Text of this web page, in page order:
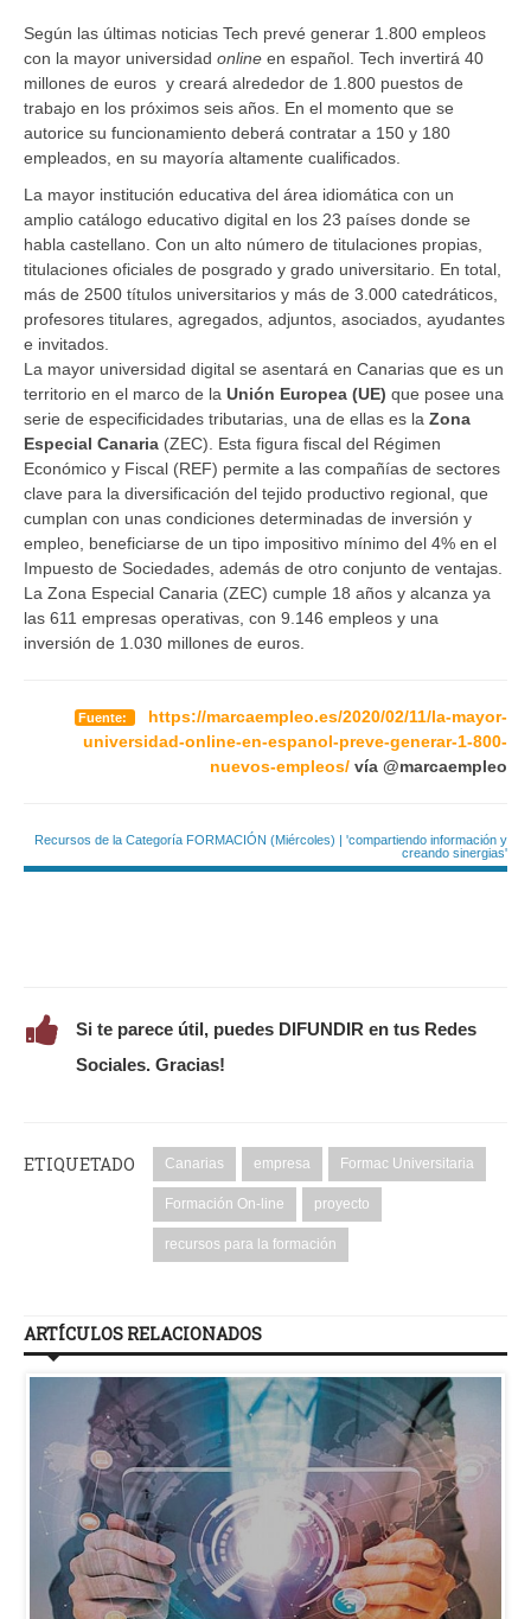
Según las últimas noticias Tech prevé generar 1.800 empleos
con la mayor universidad online en español. Tech invertirá 40
millones de euros y creará alrededor de 1.800 puestos de
trabajo en los próximos seis años. En el momento que se
autorice su funcionamiento deberá contratar a 150 y 180
empleados, en su mayoría altamente cualificados.
La mayor institución educativa del área idiomática con un
amplio catálogo educativo digital en los 23 países donde se
habla castellano. Con un alto número de titulaciones propias,
titulaciones oficiales de posgrado y grado universitario. En total,
más de 2500 títulos universitarios y más de 3.000 catedráticos,
profesores titulares, agregados, adjuntos, asociados, ayudantes
e invitados.
La mayor universidad digital se asentará en Canarias que es un
territorio en el marco de la Unión Europea (UE) que posee una
serie de especificidades tributarias, una de ellas es la Zona
Especial Canaria (ZEC). Esta figura fiscal del Régimen
Económico y Fiscal (REF) permite a las compañías de sectores
clave para la diversificación del tejido productivo regional, que
cumplan con unas condiciones determinadas de inversión y
empleo, beneficiarse de un tipo impositivo mínimo del 4% en el
Impuesto de Sociedades, además de otro conjunto de ventajas.
La Zona Especial Canaria (ZEC) cumple 18 años y alcanza ya
las 611 empresas operativas, con 9.146 empleos y una
inversión de 1.030 millones de euros.
Fuente:
https://marcaempleo.es/2020/02/11/la-mayor-
universidad-online-en-espanol-preve-generar-1-800-
nuevos-empleos/ vía @marcaempleo
Recursos de la Categoría FORMACIÓN (Miércoles) | 'compartiendo información y
creando sinergias'
Si te parece útil, puedes DIFUNDIR en tus Redes
Sociales. Gracias!
ETIQUETADO Canarias empresa Formac Universitaria
Formación On-line proyecto
recursos para la formación
ARTÍCULOS RELACIONADOS